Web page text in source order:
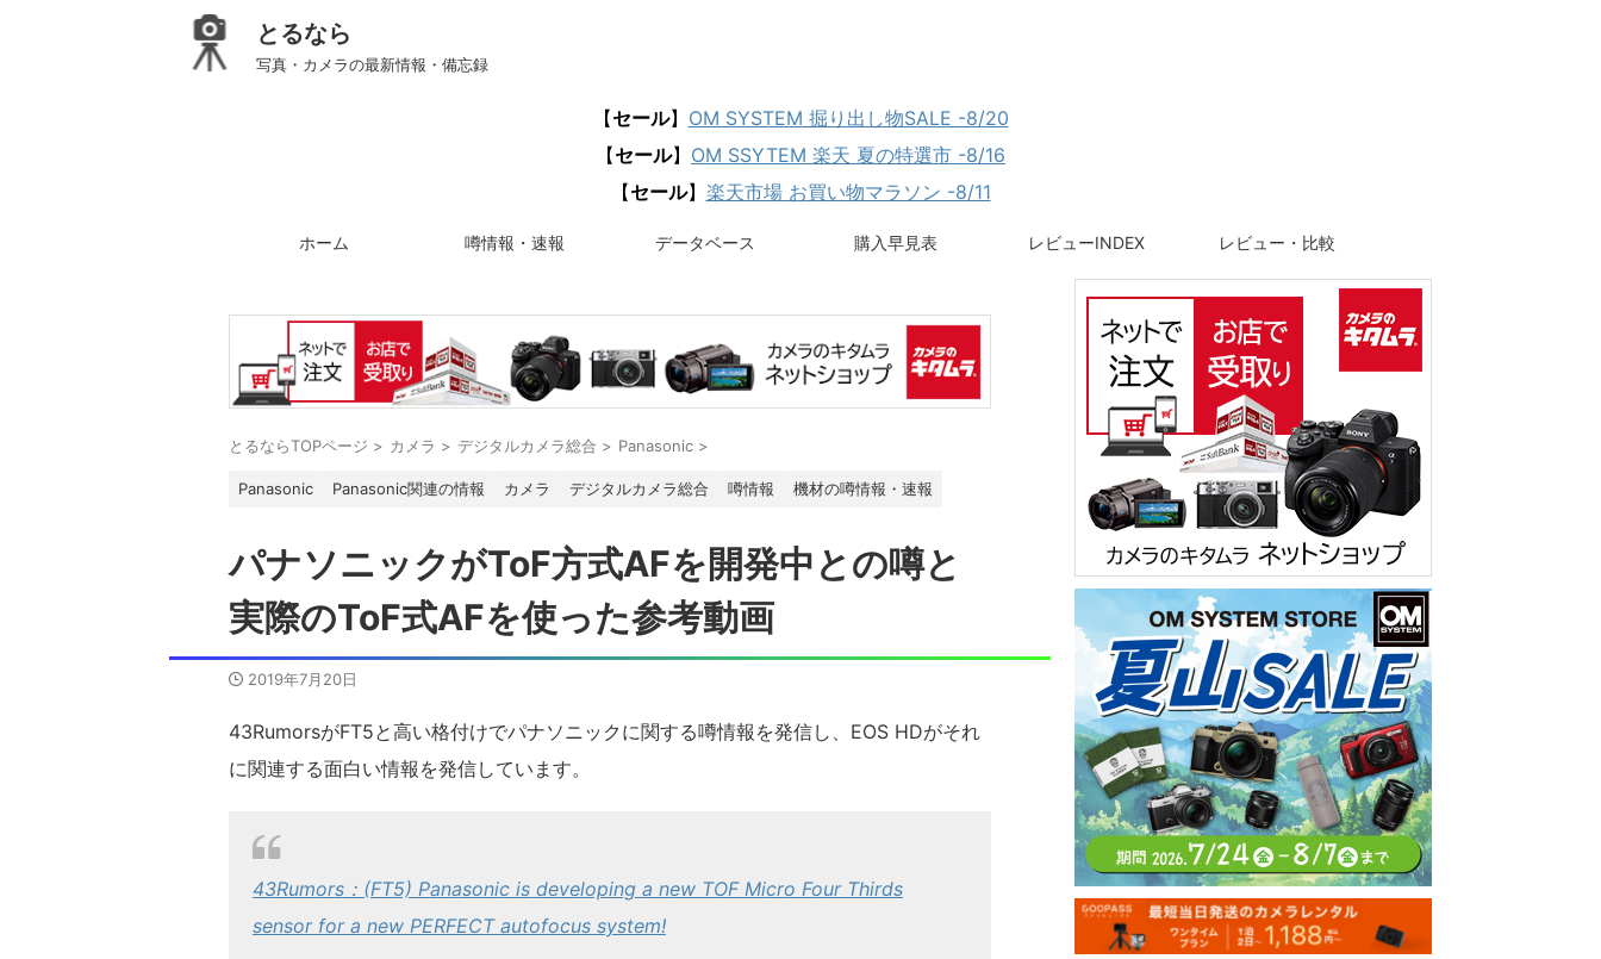
とるなら
写真・カメラの最新情報・備忘録
【セール】 OM SYSTEM 掘り出し物SALE -8/20
【セール】 OM SSYTEM 楽天 夏の特選市 -8/16
【セール】 楽天市場 お買い物マラソン -8/11
ホーム 噂情報・速報 データベース 購入早見表 レビューINDEX レビュー・比較
とるならTOPページ > カメラ > デジタルカメラ総合 > Panasonic >
Panasonic Panasonic関連の情報 カメラ デジタルカメラ総合 噂情報 機材の噂情報・速報
パナソニックがToF方式AFを開発中との噂と
実際のToF式AFを使った参考動画
2019年7月20日
43RumorsがFT5と高い格付けでパナソニックに関する噂情報を発信し、EOS HDがそれ
に関連する面白い情報を発信しています。
43Rumors：(FT5) Panasonic is developing a new TOF Micro Four Thirds
sensor for a new PERFECT autofocus system!